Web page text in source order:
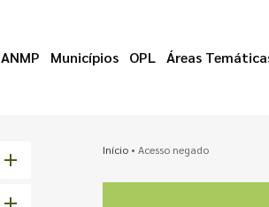
ANMP Municípios OPL Áreas
Início• Acesso negado